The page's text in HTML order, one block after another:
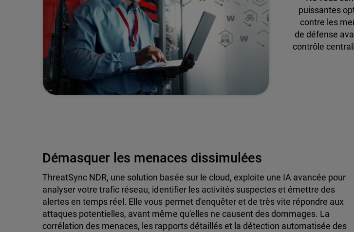
puissantes
contre les
de défense
contrôle
Démasquer les menaces dissimulées
ThreatSync NDR, une solution basée sur le cloud, exploite une IA avancée pour
analyser votre trafic réseau, identifier les activités suspectes et émettre des
alertes en temps réel. Elle vous permet d'enquêter et de très vite répondre aux
attaques potentielles, avant même qu'elles ne causent des dommages. La
corrélation des menaces, les rapports détaillés et la détection automatisée des